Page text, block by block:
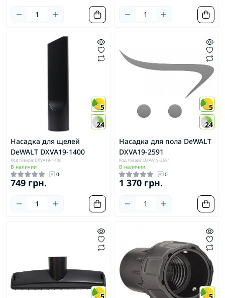
5
24
Насадка для щелей
DeWALT DXVA19-1400
Код товара: DXVA19-1400
В наличии
0
749 грн.
5
24
Насадка для пола DeWALT
DXVA19-2591
Код товара: DXVA19-2591
В наличии
0
1 370 грн.